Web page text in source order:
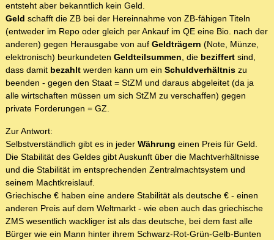
entsteht aber bekanntlich kein Geld.
Geld schafft die ZB bei der Hereinnahme von ZB-fähigen Titeln
(entweder im Repo oder gleich per Ankauf im QE eine Bio. nach der
anderen) gegen Herausgabe von auf Geldträgern (Note, Münze,
elektronisch) beurkundeten Geldteilsummen, die beziffert sind,
dass damit bezahlt werden kann um ein Schuldverhältnis zu
beenden - gegen den Staat = StZM und daraus abgeleitet (da ja
alle wirtschaften müssen um sich StZM zu verschaffen) gegen
private Forderungen = GZ.
Zur Antwort:
Selbstverständlich gibt es in jeder Währung einen Preis für Geld.
Die Stabilität des Geldes gibt Auskunft über die Machtverhältnisse
und die Stabilität im entsprechenden Zentralmachtsystem und
seinem Machtkreislauf.
Griechische € haben eine andere Stabilität als deutsche € - einen
anderen Preis auf dem Weltmarkt - wie eben auch das griechische
ZMS wesentlich wackliger ist als das deutsche, bei dem fast alle
Bürger wie ein Mann hinter ihrem Schwarz-Rot-Grün-Gelb-Bunten